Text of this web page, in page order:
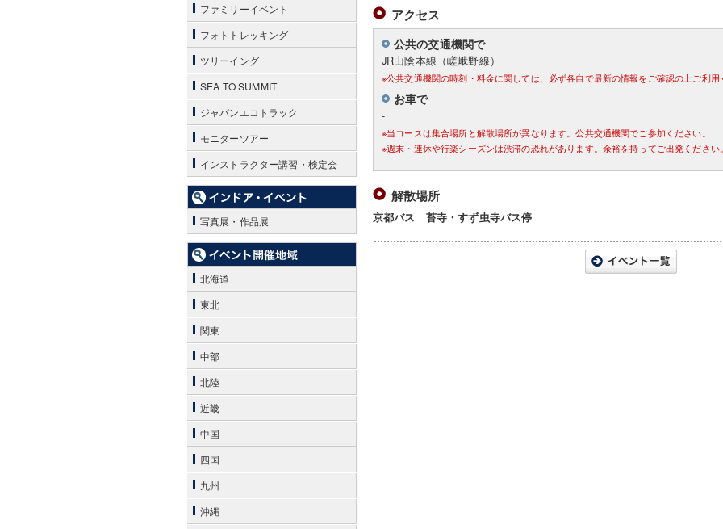
アクセス
公共の交通機関で
JR山陰本線（嵯峨野線）
※公共交通機関の時刻・料金に関しては、必ず各自で最新の情報をご確認の上ご利用
お車で
-
※当コースは集合場所と解散場所が異なります。公共交通機関でご参加ください。
※週末・連休や行楽シーズンは渋滞の恐れがあります。余裕を持ってご出発ください。
解散場所
京都バス 苔寺・すず虫寺バス停
ファミリーイベント
フォトトレッキング
ツリーイング
SEA TO SUMMIT
ジャパンエコトラック
モニターツアー
インストラクター講習・検定会
写真展・作品展
北海道
東北
関東
中部
北陸
近畿
中国
四国
九州
沖縄